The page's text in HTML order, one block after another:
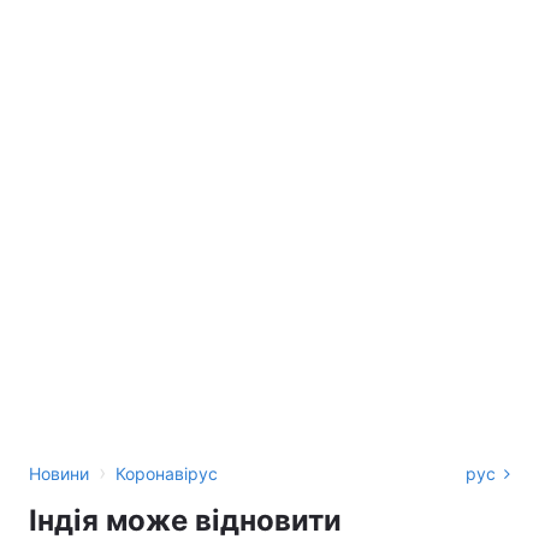
Новини › Коронавірус рус
Індія може відновити